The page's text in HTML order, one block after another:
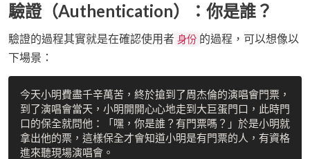
驗證（Authentication）：你是誰？
驗證的過程其實就是在確認使用者 身份 的過程，可以想像以
下場景：
今天小明費盡千辛萬苦，終於搶到了周杰倫的演唱會門票，
到了演唱會當天，小明開開心心地走到大巨蛋門口，此時門
口的保全就問他：「嘿，你是誰？有門票嗎？」於是小明就
拿出他的票，這樣保全才會知道小明是有門票的人，有資格